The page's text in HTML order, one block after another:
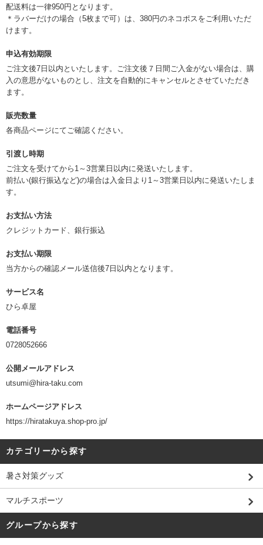
配送料は一律950円となります。
＊ラバーだけの場合（5枚まで可）は、380円のネコポスをご利用いただ
けます。
申込有効期限
ご注文後7日以内といたします。ご注文後７日間ご入金がない場合は、購
入の意思がないものとし、注文を自動的にキャンセルとさせていただき
ます。
販売数量
各商品ページにてご確認ください。
引渡し時期
ご注文を受けてから1～3営業日以内に発送いたします。
前払い(銀行振込など)の場合は入金日より1～3営業日以内に発送いたしま
す。
お支払い方法
クレジットカード、銀行振込
お支払い期限
当方からの確認メール送信後7日以内となります。
サービス名
ひら卓屋
電話番号
0728052666
公開メールアドレス
utsumi@hira-taku.com
ホームページアドレス
https://hiratakuya.shop-pro.jp/
カテゴリーから探す
暑さ対策グッズ
マルチスポーツ
グループから探す